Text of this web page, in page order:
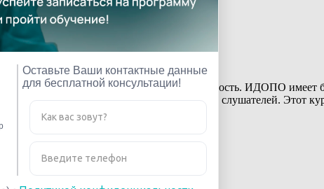
лицензией на образовательную деятельность. ИДОПО имеет
положительных отзывов от наших слушателей. Этот
в учебные заведения.